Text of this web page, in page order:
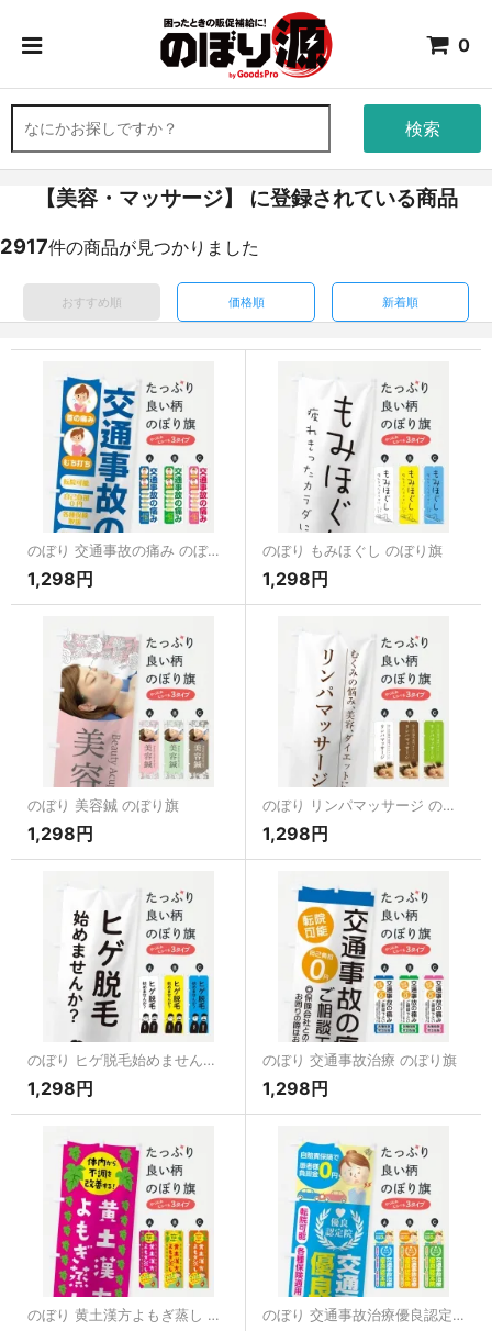
0
検索
【美容・マッサージ】 に登録されている商品
2917件の商品が見つかりました
おすすめ順 価格順 新着順
のぼり 交通事故の痛み のぼり旗
1,298円
のぼり もみほぐし のぼり旗
1,298円
のぼり 美容鍼 のぼり旗
1,298円
のぼり リンパマッサージ のぼり旗
1,298円
のぼり ヒゲ脱毛始めませんか？ のぼり旗
1,298円
のぼり 交通事故治療 のぼり旗
1,298円
のぼり 黄土漢方よもぎ蒸し のぼり旗 のぼり 交通事故治療優良認定院 のぼり旗